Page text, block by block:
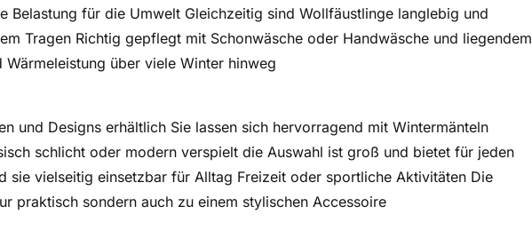
a
l
a
g
e
Belastung für die Umwelt Gleichzeitig sind Wollfäustlinge langlebig und
Tragen Richtig gepflegt mit Schonwäsche oder Handwäsche und liegendem
über viele Winter hinweg
und Designs erhältlich Sie lassen sich hervorragend mit Wintermänteln
schlicht oder modern verspielt die Auswahl ist groß und bietet für jeden
sie vielseitig einsetzbar für Alltag Freizeit oder sportliche Aktivitäten Die
praktisch sondern auch zu einem stylischen Accessoire